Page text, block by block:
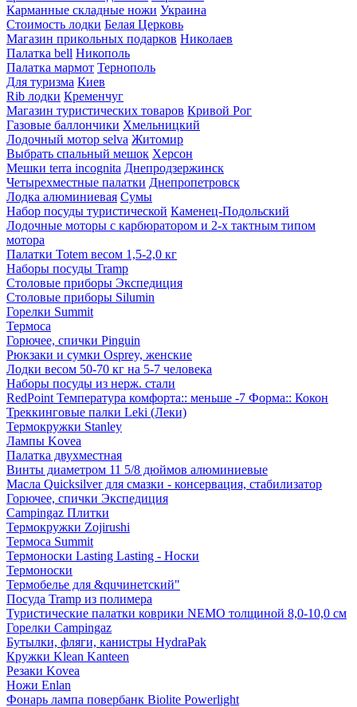
Карманные складные ножи Украина
Стоимость лодки Белая Церковь
Магазин прикольных подарков Николаев
Палатка bell Никополь
Палатка мармот Тернополь
Для туризма Киев
Rib лодки Кременчуг
Магазин туристических товаров Кривой Рог
Газовые баллончики Хмельницкий
Лодочный мотор selva Житомир
Выбрать спальный мешок Херсон
Мешки terra incognita Днепродзержинск
Четырехместные палатки Днепропетровск
Лодка алюминиевая Сумы
Набор посуды туристической Каменец-Подольский
Лодочные моторы с карбюратором и 2-х тактным типом
мотора
Палатки Totem весом 1,5-2,0 кг
Наборы посуды Tramp
Столовые приборы Экспедиция
Столовые приборы Silumin
Горелки Summit
Термоса
Горючее, спички Pinguin
Рюкзаки и сумки Osprey, женские
Лодки весом 50-70 кг на 5-7 человека
Наборы посуды из нерж. стали
RedPoint Температура комфорта:: меньше -7 Форма:: Кокон
Треккинговые палки Leki (Леки)
Термокружки Stanley
Лампы Kovea
Палатка двухместная
Винты диаметром 11 5/8 дюймов алюминиевые
Масла Quicksilver для смазки - консервация, стабилизатор
Горючее, спички Экспедиция
Campingaz Плитки
Термокружки Zojirushi
Термоса Summit
Термоноски Lasting Lasting - Носки
Термоноски
Термобелье для &quчинетский"
Посуда Tramp из полимера
Туристические палатки коврики NEMO толщиной 8,0-10,0 см
Горелки Campingaz
Бутылки, фляги, канистры HydraPak
Кружки Klean Kanteen
Резаки Kovea
Ножи Enlan
Фонарь лампа повербанк Biolite Powerlight